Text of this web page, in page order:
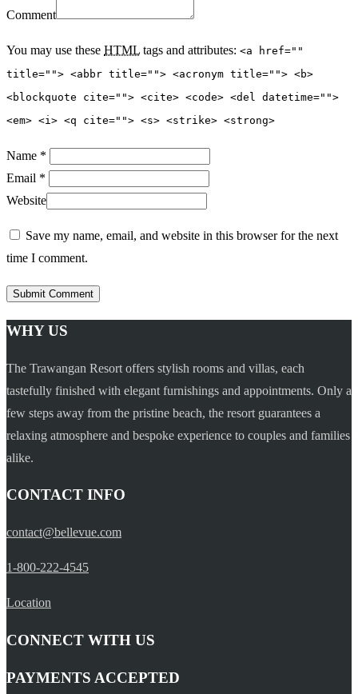
Comment
You may use these HTML tags and attributes: <a href=""
title=""> <abbr title=""> <acronym title=""> <b>
<blockquote cite=""> <cite> <code> <del datetime="">
<em> <i> <q cite=""> <s> <strike> <strong>
Name *
Email *
Website
Save my name, email, and website in this browser for the next
time I comment.
WHY US
The Trawangan Resort offers stylish rooms and villas, each
tastefully finished with elegant furnishings and appointments. Only a
few steps away from the pristine beach, the resort guarantees a
relaxing atmosphere and bespoke experience to couples and families
alike.
CONTACT INFO
contact@bellevue.com
1-800-222-4545
Location
CONNECT WITH US
PAYMENTS ACCEPTED